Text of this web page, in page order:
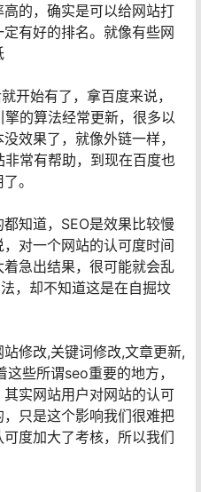
的，确实是可以给网站打
有好的排名。就像有些网
开始有了，拿百度来说，
的算法经常更新，很多以
效果了，就像外链一样，
常有帮助，到现在百度也
。
知道，SEO是效果比较慢
对一个网站的认可度时间
急出结果，很可能就会乱
，却不知道这是在自掘坟
修改,关键词修改,文章更新,
些所谓seo重要的地方，
实网站用户对网站的认可
只是这个影响我们很难把
度加大了考核，所以我们